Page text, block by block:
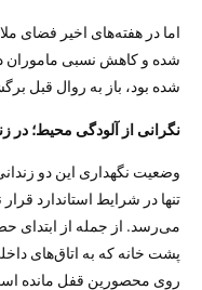
اما در هفته‌های اخیر فضای
شده و کاهش نسبی ماموران
شده بود، باز به روال قبل
نگرانی از آلودگی محیط؛ در
وضعیت نگهداری این دو
تنها در شرایط استاندارد
می‌رسد. از جمله از ابتدای
پشت خانه که به اتاق‌های
روی محصورین قفل مانده